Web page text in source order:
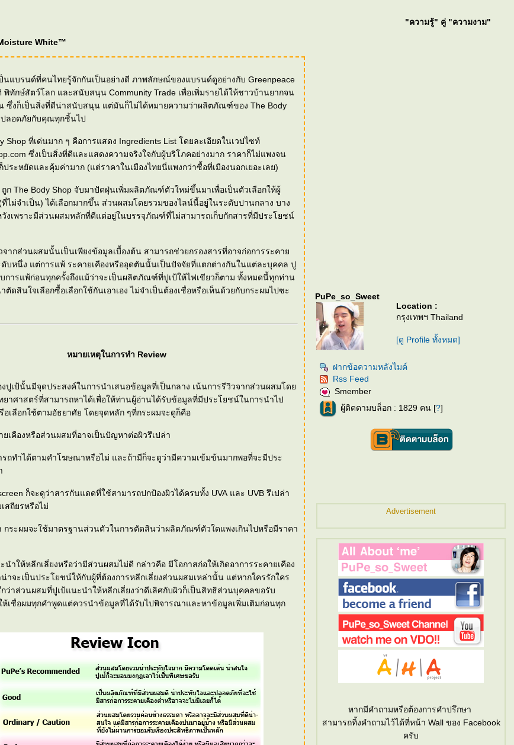
"ความรู้" คู่ "ความงาม"
White™
ป็นแบรนด์ที่คนไทยรู้จักกันเป็นอย่างดี ภาพลักษณ์ของแบรนด์ดูอย่างกับ Greenpeace
ทักษ์สัตว์โลก และสนับสนุน Community Trade เพื่อเพิ่มรายได้ให้ชาวบ้านยากจน
ซึ่งก็เป็นสิ่งที่ดีน่าสนับสนุน แต่มันก็ไม่ได้หมายความว่าผลิตภัณฑ์ของ The Body
ปลอดภัยกับคุณทุกชิ้นไป
Shop ที่เด่นมาก ๆ คือการแสดง Ingredients List โดยละเอียดในเวปไซท์
ซึ่งเป็นสิ่งที่ดีและแสดงความจริงใจกับผู้บริโภคอย่างมาก ราคาก็ไม่แพงจน
ประหยัดและคุ้มค่ามาก (แต่ราคาในเมืองไทยนี่แพงกว่าซื้อที่เมืองนอกเยอะเลย)
ก The Body Shop จับมาปัดฝุ่นเพิ่มผลิตภัณฑ์ตัวใหม่ขึ้นมาเพื่อเป็นตัวเลือกให้ผู้
ไม่จำเป็น) ได้เลือกมากขึ้น ส่วนผสมโดยรวมของไลน์นี้อยู่ในระดับปานกลาง บาง
งเพราะมีส่วนผสมหลักที่ดีแต่อยู่ในบรรจุภัณฑ์ที่ไม่สามารถเก็บกักสารที่มีประโยชน์
จากส่วนผสมนั้นเป็นเพียงข้อมูลเบื้องต้น สามารถช่วยกรองสารที่อาจก่อการระคา
ดับหนึ่ง แต่การแพ้ ระคายเคืองหรืออุดตันนั้นเป็นปัจจัยที่แตกต่างกันในแต่ละบุคคล ปู
การแพ้ก่อนทุกครั้งถึงแม้ว่าจะเป็นผลิตภัณฑ์ที่ปูเป้ให้ไฟเขียวก็ตาม ทั้งหมดนี้ทุกท่าน
ดสินใจเลือกซื้อเลือกใช้กันเอาเอง ไม่จำเป็นต้องเชื่อหรือเห็นด้วยกับกระผมไปซะ
หมายเหตุในการทำ Review
งปูเป้นั้นมีจุดประสงค์ในการนำเสนอข้อมูลที่เป็นกลาง เน้นการรีวิวจากส่วนผสมโด
ยาศาสตร์ที่สามารถหาได้เพื่อให้ท่านผู้อ่านได้รับข้อมูลที่มีประโยชน์ในการนำไป
อเลือกใช้ตามอัธยาศัย โดยจุดหลัก ๆที่กระผมจะดูก็คือ
ยเคืองหรือส่วนผสมที่อาจเป็นปัญหาต่อผิวรึเปล่า
ถทำได้ตามคำโฆษณาหรือไม่ และถ้ามีก็จะดูว่ามีความเข้มข้นมากพอที่จะมีประ
ก็จะดูว่าสารกันแดดที่ใช้สามารถปกป้องผิวได้ครบทั้ง UVA และ UVB รึเปล่า
สถียรหรือไม่
กระผมจะใช้มาตรฐานส่วนตัวในการตัดสินว่าผลิตภัณฑ์ตัวใดแพงเกินไปหรือมีราคา
ำให้หลีกเลี่ยงหรือว่ามีส่วนผสมไม่ดี กล่าวคือ มีโอกาสก่อให้เกิดอาการระคายเคือง
าจะเป็นประโยชน์ให้กับผู้ที่ต้องการหลีกเลี่ยงส่วนผสมเหล่านั้น แต่หากใครรักใคร
ว่าส่วนผสมที่ปูเป้แนะนำให้หลีกเลี่ยงว่าดีเลิศกับผิวก็เป็นสิทธิส่วนบุคคลขอรับ
ห้เชื่อผมทุกคำพูดแต่ควรนำข้อมูลที่ได้รับไปพิจารณาและหาข้อมูลเพิ่มเติมก่อนทุก
PuPe_so_Sweet
Location :
กรุงเทพฯ Thailand
[ดู Profile ทั้งหมด]
ฝากข้อความหลังไมค์
Rss Feed
Smember
ผู้ติดตามบล็อก : 1829 คน [?]
Advertisement
หากมีคำถามหรือต้องการคำปรึกษา
สามารถทิ้งคำถามไว้ได้ที่หน้า Wall ของ Facebook
ครับ